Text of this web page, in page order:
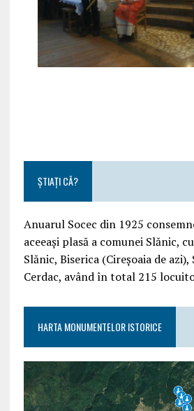
ȘTIAȚI CĂ?
Anuarul Socec din 1925
aceeași plasă a comunei Slănic,
Slănic, Biserica (Cireșoaia de azi),
Cerdac, având în total 215
HARTA MONUMENTELOR ISTORICE